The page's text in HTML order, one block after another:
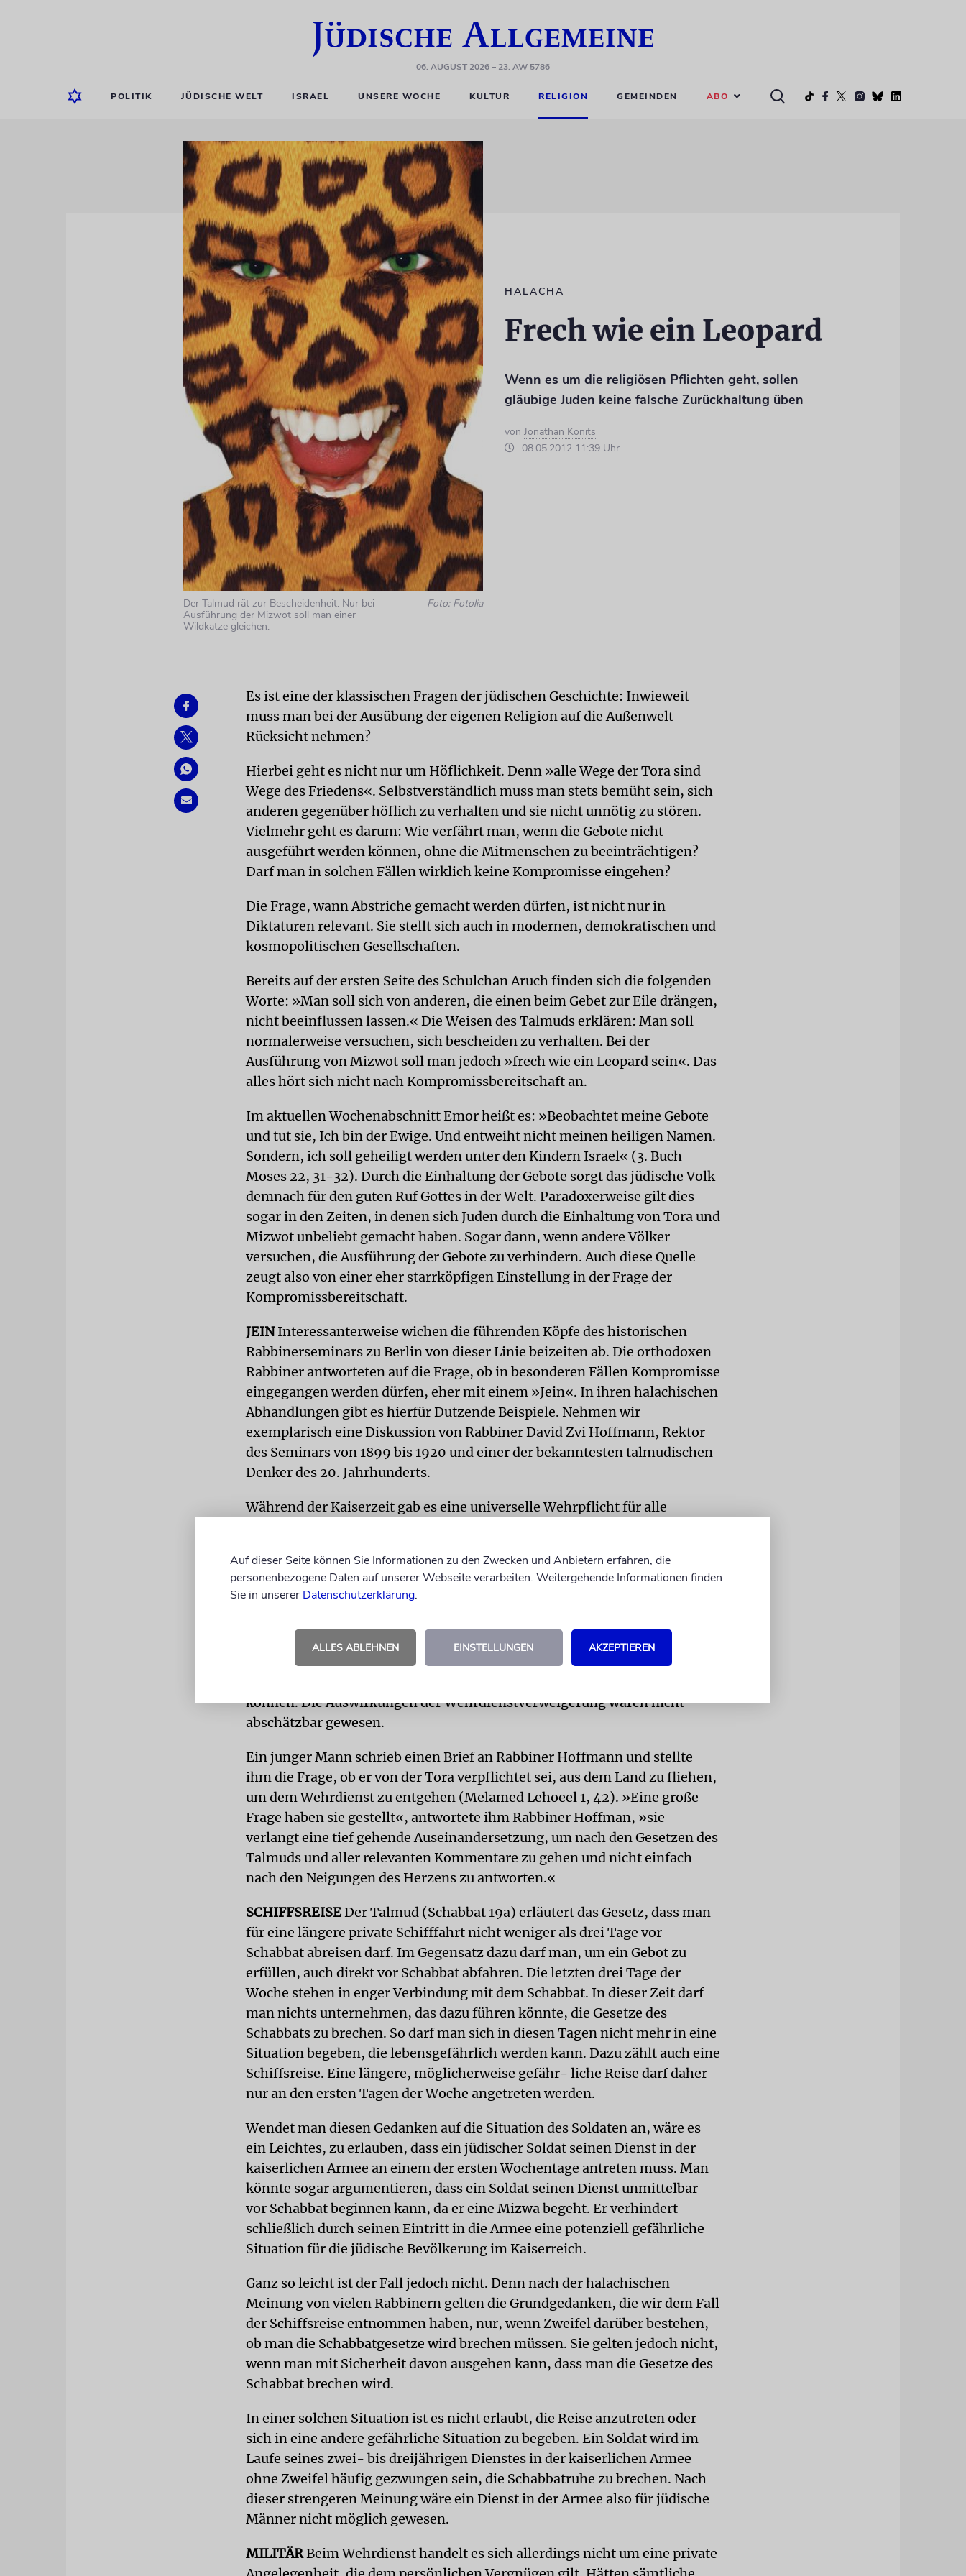
06. AUGUST 2026– 23. AW 5786
POLITIK JÜDISCHE WELT ISRAEL UNSERE WOCHE KULTUR RELIGION GEMEINDEN ABO
Der Talmud rät zur Bescheidenheit. Nur bei
Ausführung der Mizwot soll man einer
Wildkatze gleichen.
Foto: Fotolia
HALACHA
Frech wie ein Leopard
Wenn es um die religiösen Pflichten geht, sollen
gläubige Juden keine falsche Zurückhaltung üben
von Jonathan Konits
08.05.2012 11:39 Uhr
Es ist eine der klassischen Fragen der jüdischen Geschichte: Inwieweit
muss man bei der Ausübung der eigenen Religion auf die Außenwelt
Rücksicht nehmen?
Hierbei geht es nicht nur um Höflichkeit. Denn »alle Wege der Tora sind
Wege des Friedens«. Selbstverständlich muss man stets bemüht sein, sich
anderen gegenüber höflich zu verhalten und sie nicht unnötig zu stören.
Vielmehr geht es darum: Wie verfährt man, wenn die Gebote nicht
ausgeführt werden können, ohne die Mitmenschen zu beeinträchtigen?
Darf man in solchen Fällen wirklich keine Kompromisse eingehen?
Die Frage, wann Abstriche gemacht werden dürfen, ist nicht nur in
Diktaturen relevant. Sie stellt sich auch in modernen, demokratischen und
kosmopolitischen Gesellschaften.
Bereits auf der ersten Seite des Schulchan Aruch finden sich die folgenden
Worte: »Man soll sich von anderen, die einen beim Gebet zur Eile drängen,
nicht beeinflussen lassen.« Die Weisen des Talmuds erklären: Man soll
normalerweise versuchen, sich bescheiden zu verhalten. Bei der
Ausführung von Mizwot soll man jedoch »frech wie ein Leopard sein«. Das
alles hört sich nicht nach Kompromissbereitschaft an.
Im aktuellen Wochenabschnitt Emor heißt es: »Beobachtet meine Gebote
und tut sie, Ich bin der Ewige. Und entweiht nicht meinen heiligen Namen.
Sondern, ich soll geheiligt werden unter den Kindern Israel« (3. Buch
Moses 22, 31-32). Durch die Einhaltung der Gebote sorgt das jüdische Volk
demnach für den guten Ruf Gottes in der Welt. Paradoxerweise gilt dies
sogar in den Zeiten, in denen sich Juden durch die Einhaltung von Tora und
Mizwot unbeliebt gemacht haben. Sogar dann, wenn andere Völker
versuchen, die Ausführung der Gebote zu verhindern. Auch diese Quelle
zeugt also von einer eher starrköpfigen Einstellung in der Frage der
Kompromissbereitschaft.
JEINInteressanterweise wichen die führenden Köpfe des historischen
Rabbinerseminars zu Berlin von dieser Linie beizeiten ab. Die orthodoxen
Rabbiner antworteten auf die Frage, ob in besonderen Fällen Kompromisse
eingegangen werden dürfen, eher mit einem »Jein«. In ihren halachischen
Abhandlungen gibt es hierfür Dutzende Beispiele. Nehmen wir
exemplarisch eine Diskussion von Rabbiner David Zvi Hoffmann, Rektor
des Seminars von 1899 bis 1920 und einer der bekanntesten talmudischen
Denker des 20. Jahrhunderts.
Während der Kaiserzeit gab es eine universelle Wehrpflicht für alle
Erlaubnis, die Schabbatgesetze zu halten. Also stand man vor der Frage:
Dürfen diese Männer trotzdem zum Militär gehen?
zwar wahrscheinlich nicht mit ihrem Leben bezahlen müssen, bestimmt
aber mit einer Gefängnisstrafe. Darüber hinaus wäre es ein riesiger
können. Die Auswirkungen der Wehrdienstverweigerung wären nicht
abschätzbar gewesen.
Ein junger Mann schrieb einen Brief an Rabbiner Hoffmann und stellte
ihm die Frage, ob er von der Tora verpflichtet sei, aus dem Land zu fliehen,
um dem Wehrdienst zu entgehen (Melamed Lehoeel 1, 42). »Eine große
Frage haben sie gestellt«, antwortete ihm Rabbiner Hoffman, »sie
verlangt eine tief gehende Auseinandersetzung, um nach den Gesetzen des
Talmuds und aller relevanten Kommentare zu gehen und nicht einfach
nach den Neigungen des Herzens zu antworten.«
SCHIFFSREISE Der Talmud (Schabbat 19a) erläutert das Gesetz, dass man
für eine längere private Schifffahrt nicht weniger als drei Tage vor
Schabbat abreisen darf. Im Gegensatz dazu darf man, um ein Gebot zu
erfüllen, auch direkt vor Schabbat abfahren. Die letzten drei Tage der
Woche stehen in enger Verbindung mit dem Schabbat. In dieser Zeit darf
man nichts unternehmen, das dazu führen könnte, die Gesetze des
Schabbats zu brechen. So darf man sich in diesen Tagen nicht mehr in eine
Situation begeben, die lebensgefährlich werden kann. Dazu zählt auch eine
Schiffsreise. Eine längere, möglicherweise gefähr- liche Reise darf daher
nur an den ersten Tagen der Woche angetreten werden.
Wendet man diesen Gedanken auf die Situation des Soldaten an, wäre es
ein Leichtes, zu erlauben, dass ein jüdischer Soldat seinen Dienst in der
kaiserlichen Armee an einem der ersten Wochentage antreten muss. Man
könnte sogar argumentieren, dass ein Soldat seinen Dienst unmittelbar
vor Schabbat beginnen kann, da er eine Mizwa begeht. Er verhindert
schließlich durch seinen Eintritt in die Armee eine potenziell gefährliche
Situation für die jüdische Bevölkerung im Kaiserreich.
Ganz so leicht ist der Fall jedoch nicht. Denn nach der halachischen
Meinung von vielen Rabbinern gelten die Grundgedanken, die wir dem Fall
der Schiffsreise entnommen haben, nur, wenn Zweifel darüber bestehen,
ob man die Schabbatgesetze wird brechen müssen. Sie gelten jedoch nicht,
wenn man mit Sicherheit davon ausgehen kann, dass man die Gesetze des
Schabbat brechen wird.
In einer solchen Situation ist es nicht erlaubt, die Reise anzutreten oder
sich in eine andere gefährliche Situation zu begeben. Ein Soldat wird im
Laufe seines zwei- bis dreijährigen Dienstes in der kaiserlichen Armee
ohne Zweifel häufig gezwungen sein, die Schabbatruhe zu brechen. Nach
dieser strengeren Meinung wäre ein Dienst in der Armee also für jüdische
Männer nicht möglich gewesen.
MILITÄRBeim Wehrdienst handelt es sich allerdings nicht um eine private
Auf dieser Seite können Sie Informationen zu den Zwecken und Anbietern erfahren, die
personenbezogene Daten auf unserer Webseite verarbeiten. Weitergehende Informationen finden
Sie in unserer Datenschutzerklärung.
ALLES ABLEHNEN EINSTELLUNGEN AKZEPTIEREN